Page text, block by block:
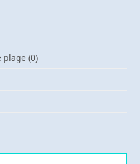
plage (0)